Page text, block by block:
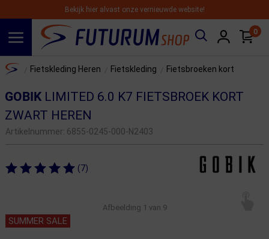
Bekijk hier alvast onze vernieuwde website!
0
Home Fietskleding Heren Fietskleding Fietsbroeken kort
GOBIKLIMITED 6.0 K7 FIETSBROEK KORT
ZWART HEREN
Artikelnummer: 6855-0245-000-N2403
(7)
Afbeelding 1 van 9
SUMMER SALE